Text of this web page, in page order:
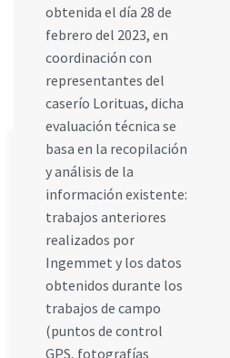
obtenida el día 28 de
febrero del 2023, en
coordinación con
representantes del
caserío Lorituas, dicha
evaluación técnica se
basa en la recopilación
y análisis de la
información existente:
trabajos anteriores
realizados por
Ingemmet y los datos
obtenidos durante los
trabajos de campo
(puntos de control
GPS, fotografías